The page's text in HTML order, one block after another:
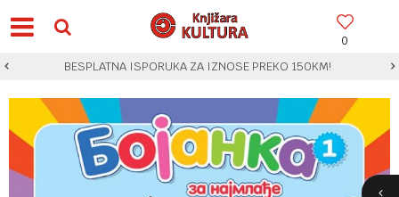
0
BESPLATNA ISPORUKA ZA IZNOSE PREKO 150KM!